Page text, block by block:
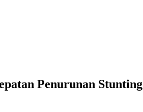
Penurunan Stunting